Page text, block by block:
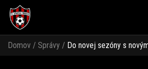
Domov / Správy / Do novej sezóny s